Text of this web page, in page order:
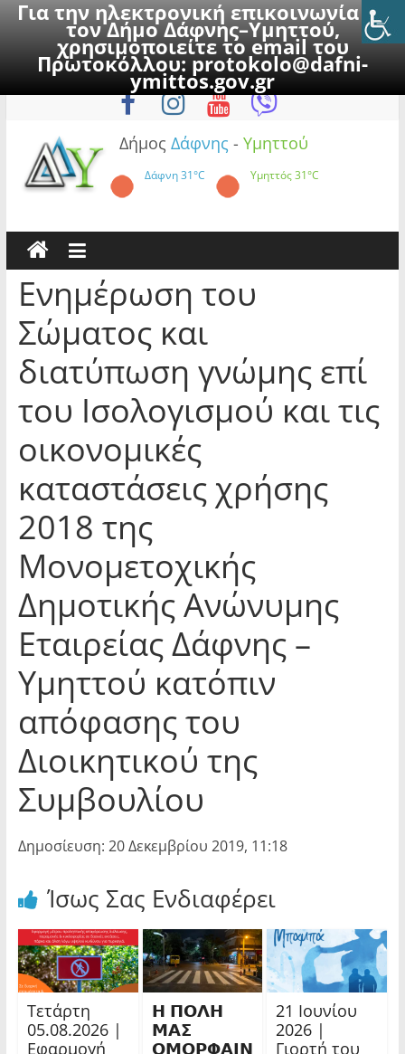
Για την ηλεκτρονική επικοινωνία με
τον Δήμο Δάφνης–Υμηττού,
χρησιμοποιείτε το email του
Πρωτοκόλλου:protokolo@dafni-
ymittos.gov.gr
to
Κυριακή, 9 Αυγούστου 2026
Δήμος Δάφνης - Υμηττού
Δάφνη31°C Υμηττός31°C
Ενημέρωση του
Σώματος και
διατύπωση γνώμης επί
του Ισολογισμού και τις
οικονομικές
καταστάσεις χρήσης
2018 της
Μονομετοχικής
Δημοτικής Ανώνυμης
Εταιρείας Δάφνης –
Υμηττού κατόπιν
απόφασης του
Διοικητικού της
Συμβουλίου
Δημοσίευση: 20 Δεκεμβρίου 2019, 11:18
Ίσως Σας Ενδιαφέρει
Τετάρτη
05.08.2026 |
Εφαρμογή
𝝜 𝝥𝝤𝝠𝝜
𝝡𝝖𝝨
𝝤𝝡𝝤𝝦𝝫𝝖𝝞𝝢
21 Ιουνίου
2026 |
Γιορτή του